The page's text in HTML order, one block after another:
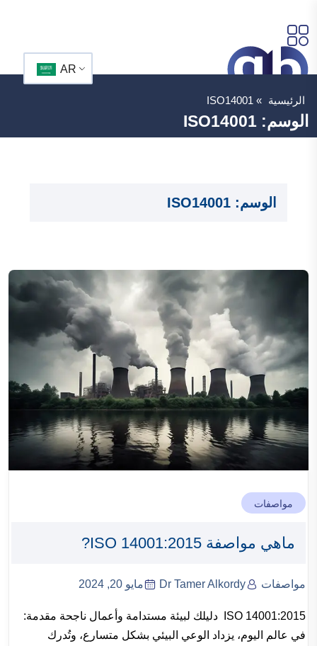
AR
الرئيسية »
ISO14001
الوسم: ISO14001
الوسم: ISO14001
مواصفات
ماهي مواصفة ISO 14001:2015?
مواصفات Dr Tamer Alkordy مايو 20, 2024
ISO 14001:2015 دليلك لبيئة مستدامة وأعمال ناجحة مقدمة:
في عالم اليوم، يزداد الوعي البيئي بشكل متسارع، وتُدرك